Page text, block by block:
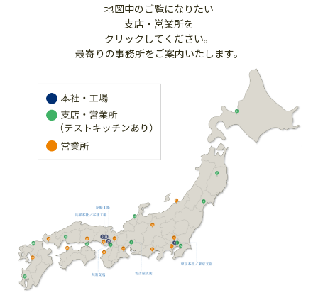
地図中のご覧になりたい
支店・営業所を
クリックしてください。
最寄りの事務所をご案内いたします。